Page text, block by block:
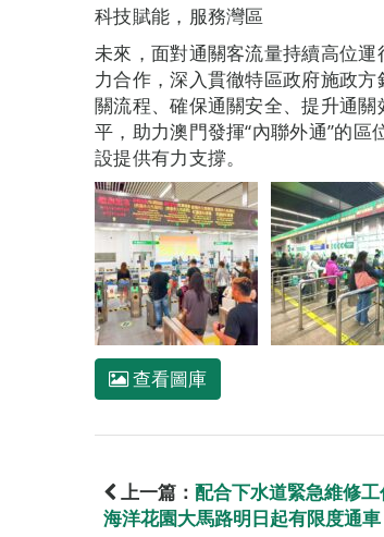
科技賦能，服務灣區
未來，面對通關客流量持續高位
力合作，深入貫徹特區政府施政
關流程、確保通關安全、提升通
平，助力澳門發揮“內聯外通”的
設提供有力支撐。
查看圖庫
上一篇： 配合下水道緊急維修
海洋花園大馬路明日起有限度通車